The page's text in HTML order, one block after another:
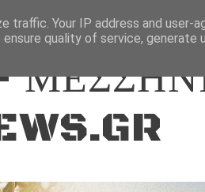
-
traffic. Your IP address and user-
quality of service, generate